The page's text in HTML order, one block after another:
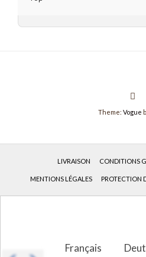
Theme: Vogue
LIVRAISON CONDITIONS
MENTIONS LÉGALES PROTECTION
Français